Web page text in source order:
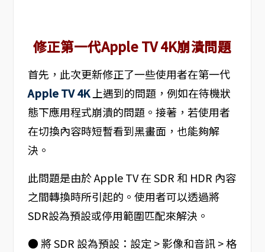
修正第一代Apple TV 4K崩潰問題
首先，此次更新修正了一些使用者在第一代
Apple TV 4K上遇到的問題，例如在待機狀
態下應用程式崩潰的問題。接著，若使用者
在切換內容時短暫看到黑畫面，也能夠解
決。
此問題是由於 Apple TV 在 SDR 和 HDR 內容
之間轉換時所引起的。使用者可以透過將
SDR設為預設或停用範圍匹配來解決。
● 將 SDR 設為預設：設定 > 影像和音訊 > 格